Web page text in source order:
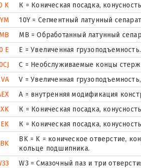
K
К = Коническая посадка, конусность
10Y = Сегментный латунный
MB = Обработанный латунный
E
Е = Увеличенная грузоподъемность.
С = Необслуживаемые концы
V = Увеличенная
A = внутренняя модификация
К = Коническая посадка, конусность
К = Коническая посадка, конусность
BK = K = коническое отверстие,
кольце подшипника.
W3 = Смазочный паз и три